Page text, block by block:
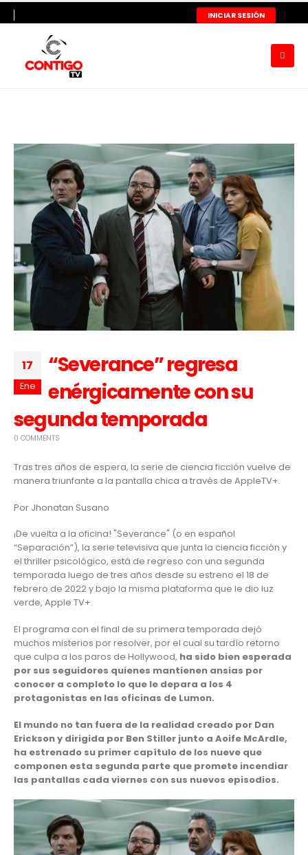
INICIAR SESIÓN
17
Ene
“Severance” regresa
enérgicamente con su
segunda temporada
0 COMMENTS
Tras tres años de espera, la serie de ciencia ficción vuelve de
manera triunfante a la pantalla chica a través de AppleTV+.
Por Jhonatan Susano
¡De vuelta a la oficina! "Severance" (o en español
“Separación”), la serie televisiva que junta la ciencia ficción y
el thriller psicológico, está de regreso con una segunda
temporada luego de tres años desde su estreno el 18 de
febrero de 2022 y bajo la misma plataforma que le dio luz
verde, Apple TV+.
El programa con el final de su primera temporada dejó
muchos misterios por resolver, por el cual su tardío retorno
que culpa a los paros de Hollywood, ha sido bien esperada
por sus seguidores quienes mantienen ansias por
conocer a completo lo que le depara a los 4
protagonistas en las oficinas de Lumon.
El mundo no tan fuera de la realidad creado por Dan
Erickson y dirigida por Ben Stiller junto a Aoife McArdle,
ha estrenado su primer capítulo de los nueve que
componen esta segunda parte que promete incendiar
las pantallas cada viernes con sus nuevos episodios.